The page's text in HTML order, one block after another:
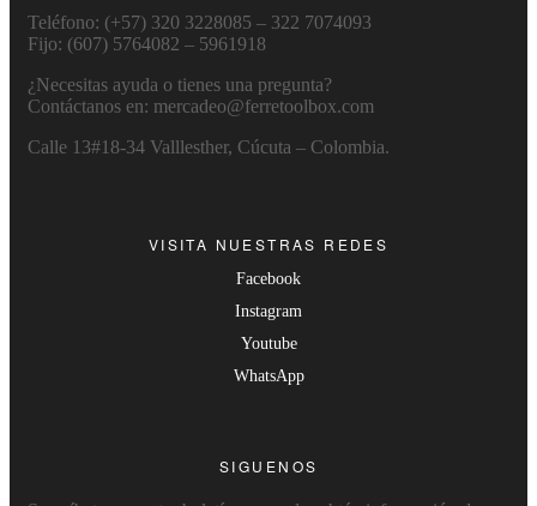
Teléfono: (+57) 320 3228085 – 322 7074093
Fijo: (607) 5764082 – 5961918
¿Necesitas ayuda o tienes una pregunta?
Contáctanos en: mercadeo@ferretoolbox.com
Calle 13#18-34 Valllesther, Cúcuta – Colombia.
VISITA NUESTRAS REDES
Facebook
Instagram
Youtube
WhatsApp
SIGUENOS